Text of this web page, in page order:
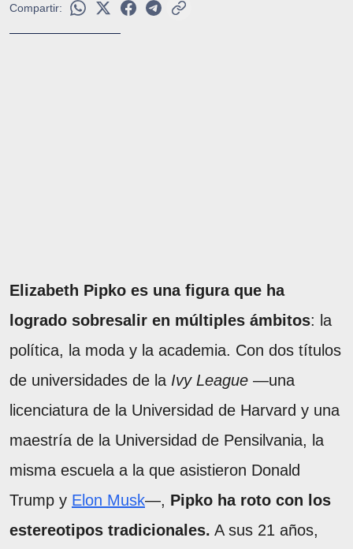
Compartir:
Elizabeth Pipko es una figura que ha
logrado sobresalir en múltiples ámbitos: la
política, la moda y la academia. Con dos títulos
de universidades de la Ivy League —una
licenciatura de la Universidad de Harvard y una
maestría de la Universidad de Pensilvania, la
misma escuela a la que asistieron Donald
Trump y Elon Musk—, Pipko ha roto con los
estereotipos tradicionales. A sus 21 años,